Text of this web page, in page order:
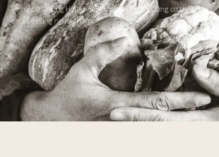
vinh quê hương Hội An. Ẩm thực để nuôi dưỡng cơ thể và
chia sẻ cùng người thân.